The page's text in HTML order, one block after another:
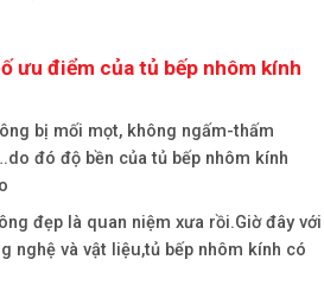
ưu điểm của tủ bếp nhôm kính
bị mối mọt, không ngấm-thấm
đó độ bền của tủ bếp nhôm kính
đẹp là quan niệm xưa rồi.Giờ đây với
nghệ và vật liệu,tủ bếp nhôm kính có